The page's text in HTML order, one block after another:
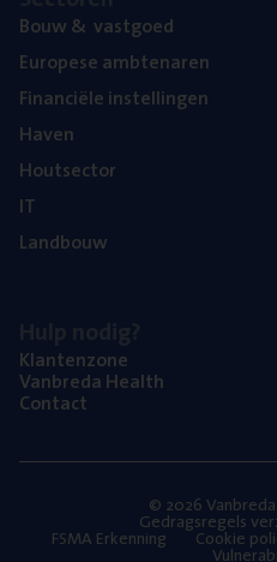
Bouw& vastgoed
Euro­pe­se ambtenaren
Finan­ci­ë­le instellingen
Haven
Hout­sec­tor
IT
Land­bouw
Klan­ten­zo­ne
Van­b­re­da Health
Con­tact
© 2026
Gedragsregels
FSMA Erkenning Cookie